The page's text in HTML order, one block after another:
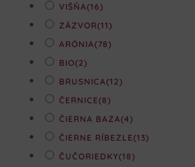
VIŠŇA(16)
ZÁZVOR(11)
ARÓNIA(78)
BIO(2)
BRUSNICA(12)
ČERNICE(8)
ČIERNA BAZA(4)
ČIERNE RÍBEZLE(13)
ČUČORIEDKY(18)